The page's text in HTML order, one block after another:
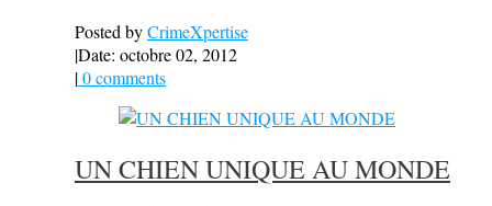
Posted byCrimeXpertise
|Date: octobre 02, 2012
|0 comments
UN CHIEN UNIQUE AU MONDE